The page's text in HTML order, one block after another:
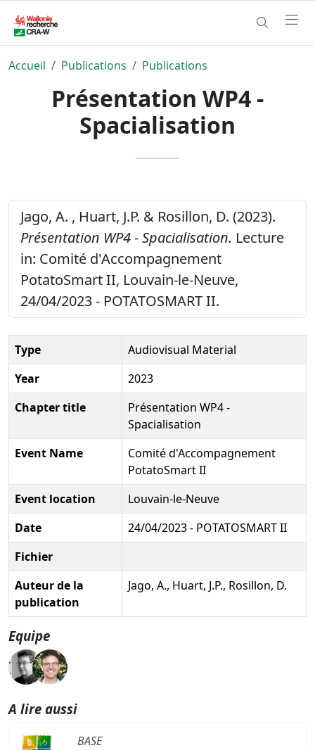
Accueil Publications Publications
Présentation WP4 -
Spacialisation
Jago, A. , Huart, J.P. & Rosillon, D. (2023).
Présentation WP4 - Spacialisation. Lecture
in: Comité d'Accompagnement
PotatoSmart II, Louvain-le-Neuve,
24/04/2023 - POTATOSMART II.
Type
Audiovisual Material
Year
2023
Chapter title
Présentation WP4 -
Spacialisation
Event Name
Comité d'Accompagnement
PotatoSmart II
Event location
Louvain-le-Neuve
Date
24/04/2023 - POTATOSMART II
Fichier
Auteur de la
publication
Jago, A., Huart, J.P., Rosillon, D.
Equipe
A lire aussi
BASE